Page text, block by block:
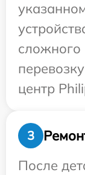
сложного
центр
3
После